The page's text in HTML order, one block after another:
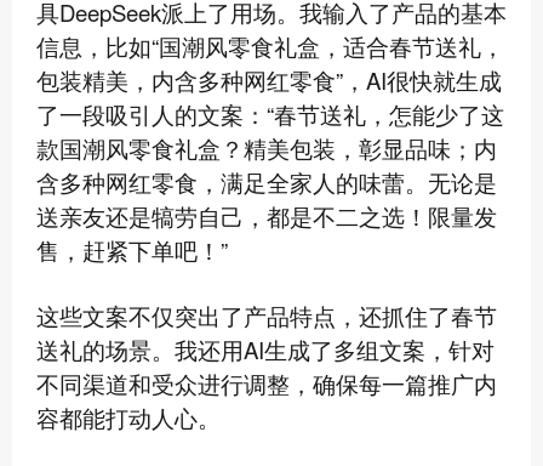
具DeepSeek派上了用场。我输入了产品的基本
信息，比如“国潮风零食礼盒，适合春节送礼，
包装精美，内含多种网红零食”，AI很快就生成
了一段吸引人的文案：“春节送礼，怎能少了这
款国潮风零食礼盒？精美包装，彰显品味；内
含多种网红零食，满足全家人的味蕾。无论是
送亲友还是犒劳自己，都是不二之选！限量发
售，赶紧下单吧！”
这些文案不仅突出了产品特点，还抓住了春节
送礼的场景。我还用AI生成了多组文案，针对
不同渠道和受众进行调整，确保每一篇推广内
容都能打动人心。